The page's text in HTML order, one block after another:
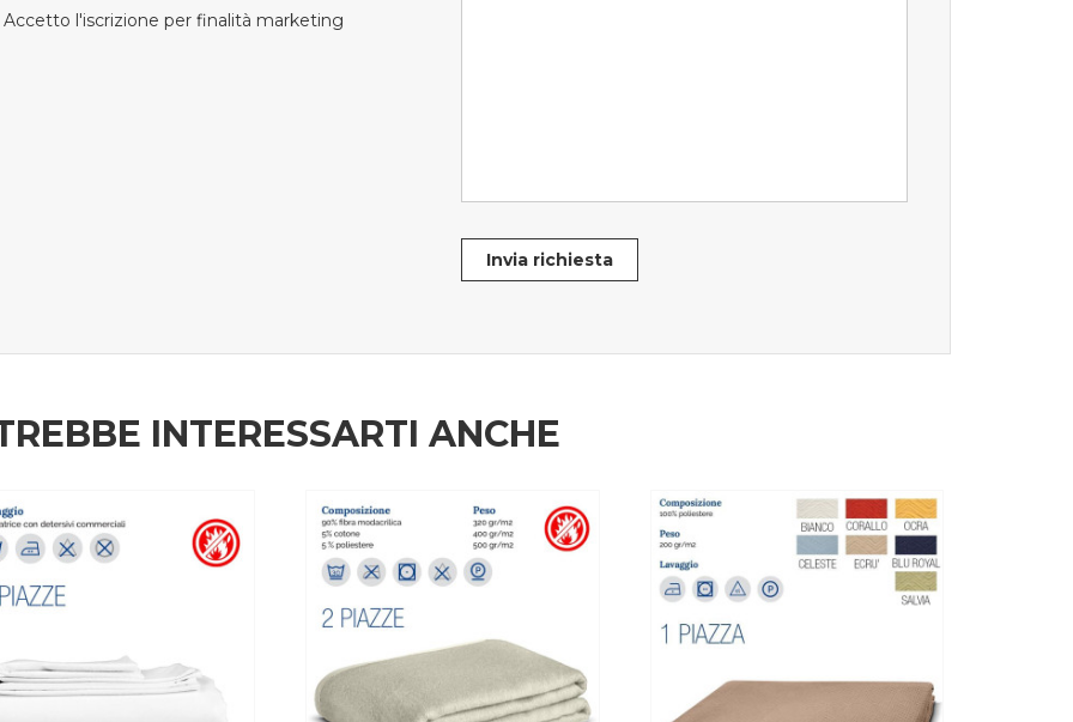
Accetto l'iscrizione per finalità marketing
Invia richiesta
INTERESSARTI ANCHE